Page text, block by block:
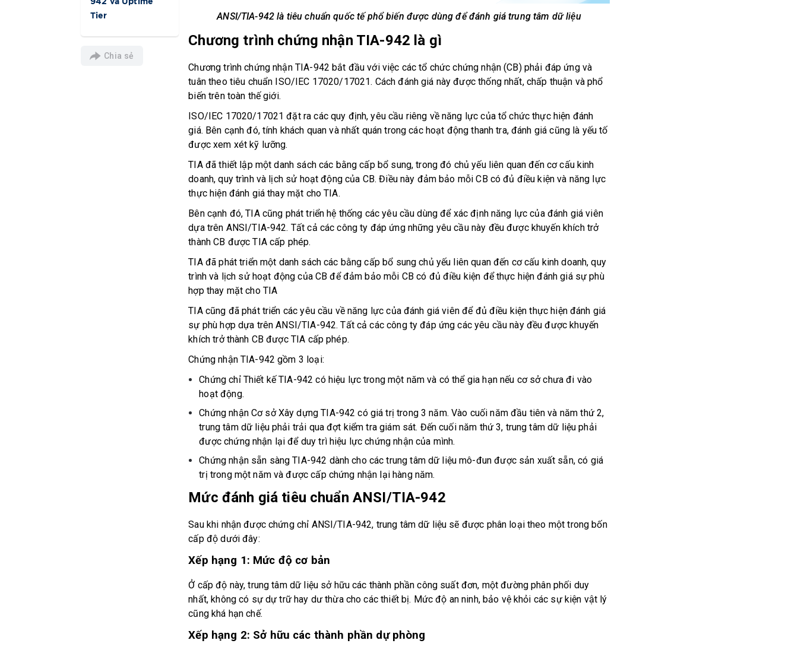
942 và Uptime
Tier
Chia sẻ
ANSI/TIA-942 là tiêu chuẩn quốc tế phổ biến được dùng để đánh giá trung tâm dữ liệu
Chương trình chứng nhận TIA-942 là gì
Chương trình chứng nhận TIA-942 bắt đầu với việc các tổ chức chứng nhận (CB) phải đáp ứng và
tuân theo tiêu chuẩn ISO/IEC 17020/17021. Cách đánh giá này được thống nhất, chấp thuận và phổ
biến trên toàn thế giới.
ISO/IEC 17020/17021 đặt ra các quy định, yêu cầu riêng về năng lực của tổ chức thực hiện đánh
giá. Bên cạnh đó, tính khách quan và nhất quán trong các hoạt động thanh tra, đánh giá cũng là yếu tố
được xem xét kỹ lưỡng.
TIA đã thiết lập một danh sách các bằng cấp bổ sung, trong đó chủ yếu liên quan đến cơ cấu kinh
doanh, quy trình và lịch sử hoạt động của CB. Điều này đảm bảo mỗi CB có đủ điều kiện và năng lực
thực hiện đánh giá thay mặt cho TIA.
Bên cạnh đó, TIA cũng phát triển hệ thống các yêu cầu dùng để xác định năng lực của đánh giá viên
dựa trên ANSI/TIA-942. Tất cả các công ty đáp ứng những yêu cầu này đều được khuyến khích trở
thành CB được TIA cấp phép.
TIA đã phát triển một danh sách các bằng cấp bổ sung chủ yếu liên quan đến cơ cấu kinh doanh, quy
trình và lịch sử hoạt động của CB để đảm bảo mỗi CB có đủ điều kiện để thực hiện đánh giá sự phù
hợp thay mặt cho TIA
TIA cũng đã phát triển các yêu cầu về năng lực của đánh giá viên để đủ điều kiện thực hiện đánh giá
sự phù hợp dựa trên ANSI/TIA-942. Tất cả các công ty đáp ứng các yêu cầu này đều được khuyến
khích trở thành CB được TIA cấp phép.
Chứng nhận TIA-942 gồm 3 loại:
Chứng chỉ Thiết kế TIA-942 có hiệu lực trong một năm và có thể gia hạn nếu cơ sở chưa đi vào
hoạt động.
Chứng nhận Cơ sở Xây dựng TIA-942 có giá trị trong 3 năm. Vào cuối năm đầu tiên và năm thứ 2,
trung tâm dữ liệu phải trải qua đợt kiểm tra giám sát. Đến cuối năm thứ 3, trung tâm dữ liệu phải
được chứng nhận lại để duy trì hiệu lực chứng nhận của mình.
Chứng nhận sẵn sàng TIA-942 dành cho các trung tâm dữ liệu mô-đun được sản xuất sẵn, có giá
trị trong một năm và được cấp chứng nhận lại hàng năm.
Mức đánh giá tiêu chuẩn ANSI/TIA-942
Sau khi nhận được chứng chỉ ANSI/TIA-942, trung tâm dữ liệu sẽ được phân loại theo một trong bốn
cấp độ dưới đây:
Xếp hạng 1: Mức độ cơ bản
Ở cấp độ này, trung tâm dữ liệu sở hữu các thành phần công suất đơn, một đường phân phối duy
nhất, không có sự dự trữ hay dư thừa cho các thiết bị. Mức độ an ninh, bảo vệ khỏi các sự kiện vật lý
cũng khá hạn chế.
Xếp hạng 2: Sở hữu các thành phần dự phòng